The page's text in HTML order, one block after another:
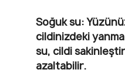
Soğuk su:
cildinizdeki
su, cildi
azaltabilir.